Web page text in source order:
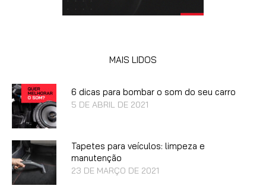
MAIS LIDOS
6 dicas para bombar o som do seu carro
5 DE ABRIL DE 2021
Tapetes para veículos: limpeza e
manutenção
23 DE MARÇO DE 2021